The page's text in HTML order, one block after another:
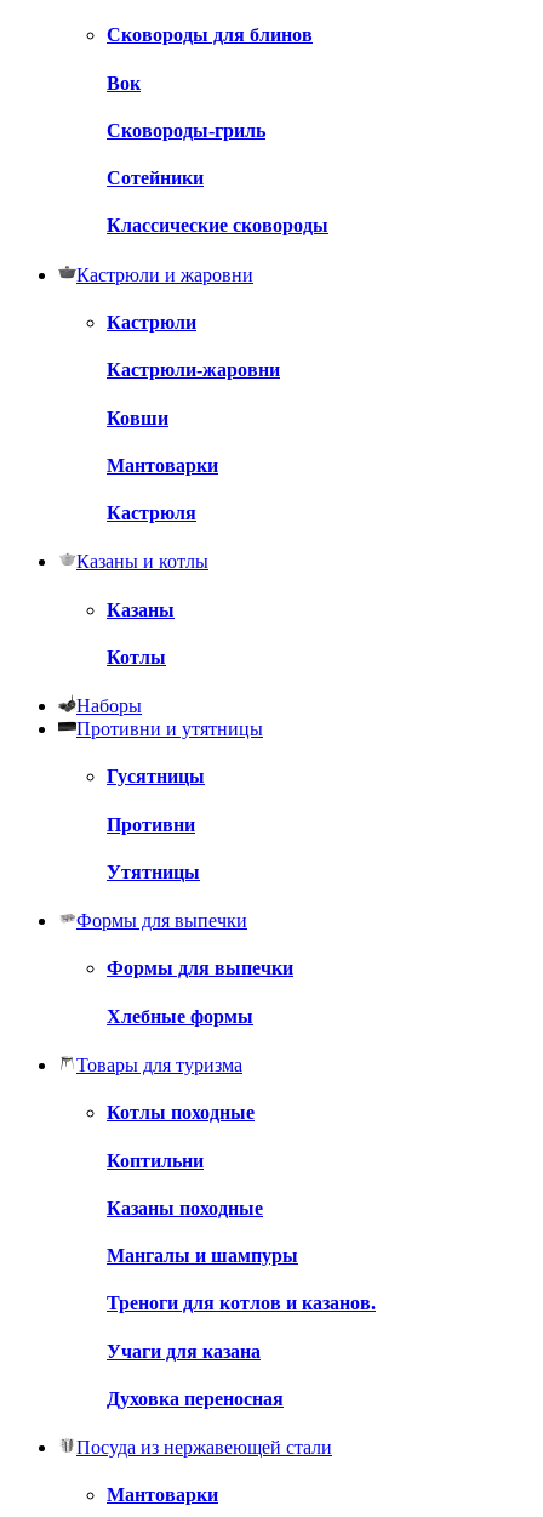
Сковороды для блинов
Вок
Сковороды-гриль
Сотейники
Классические сковороды
Кастрюли и жаровни
Кастрюли
Кастрюли-жаровни
Ковши
Мантоварки
Кастрюля
Казаны и котлы
Казаны
Котлы
Наборы
Противни и утятницы
Гусятницы
Противни
Утятницы
Формы для выпечки
Формы для выпечки
Хлебные формы
Товары для туризма
Котлы походные
Коптильни
Казаны походные
Мангалы и шампуры
Треноги для котлов и казанов.
Учаги для казана
Духовка переносная
Посуда из нержавеющей стали
Мантоварки